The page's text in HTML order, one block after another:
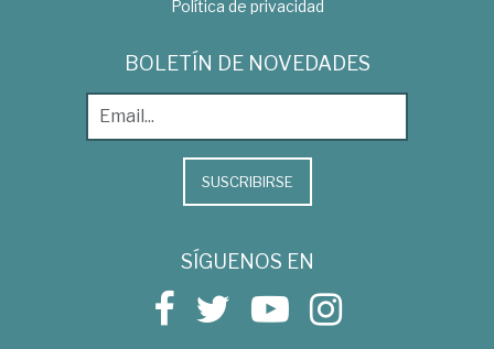
Política de privacidad
BOLETÍN DE NOVEDADES
SUSCRIBIRSE
SÍGUENOS EN